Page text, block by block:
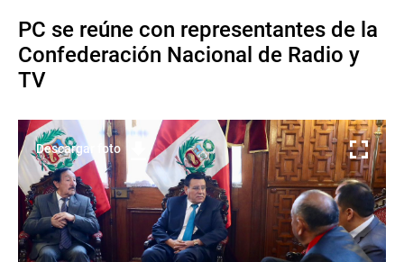
PC se reúne con representantes de la
Confederación Nacional de Radio y
TV
Descargar foto